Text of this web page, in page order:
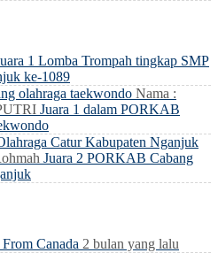
1 Lomba Trompah tingkap SMP
ke-1089
Nama :
Juara 1 dalam PORKAB
Juara 2 PORKAB Cabang
Canada 2 bulan yang lalu